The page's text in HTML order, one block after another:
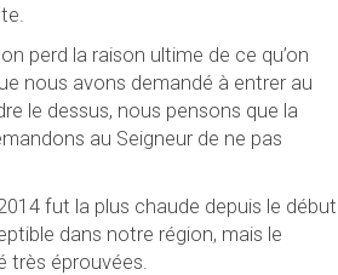
perd la raison ultime de ce qu’on
nous avons demandé à entrer au
le dessus, nous pensons que la
au Seigneur de ne pas
fut la plus chaude depuis le début
dans notre région, mais le
très éprouvées.